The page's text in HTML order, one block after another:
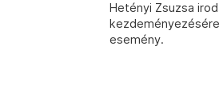
Hetényi Zsuzsa
esemény.